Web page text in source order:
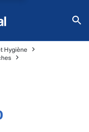
Hygiène